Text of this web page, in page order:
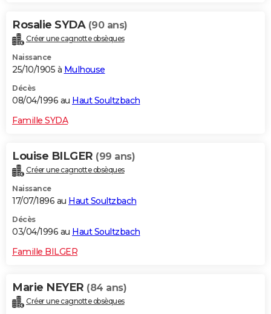
Rosalie SYDA (90 ans)
Créer une cagnotte obsèques
Naissance
25/10/1905 à Mulhouse
Décès
08/04/1996 au Haut Soultzbach
Famille SYDA
Louise BILGER (99 ans)
Créer une cagnotte obsèques
Naissance
17/07/1896 au Haut Soultzbach
Décès
03/04/1996 au Haut Soultzbach
Famille BILGER
Marie NEYER (84 ans)
Créer une cagnotte obsèques